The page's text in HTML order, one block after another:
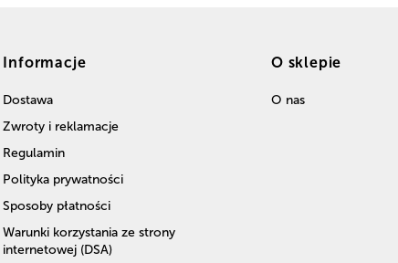
Informacje
Dostawa
Zwroty i reklamacje
Regulamin
Polityka prywatności
Sposoby płatności
Warunki korzystania ze strony
internetowej (DSA)
O sklepie
O nas